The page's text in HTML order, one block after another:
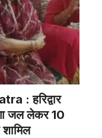
: हरिद्वार
जल लेकर 10